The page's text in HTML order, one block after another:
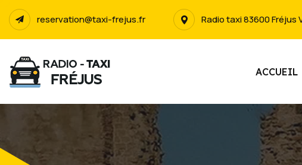
reservation@taxi-frejus.fr Radio taxi 83600 Fréjus
ACCUEIL